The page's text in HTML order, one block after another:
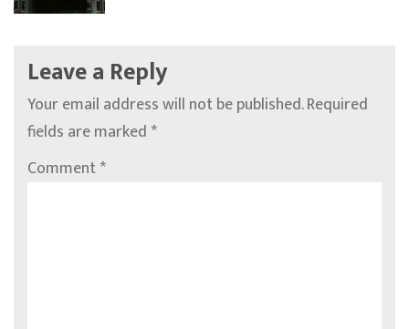
Leave a Reply
Your email address will not be published.Required
fields are marked*
Comment*